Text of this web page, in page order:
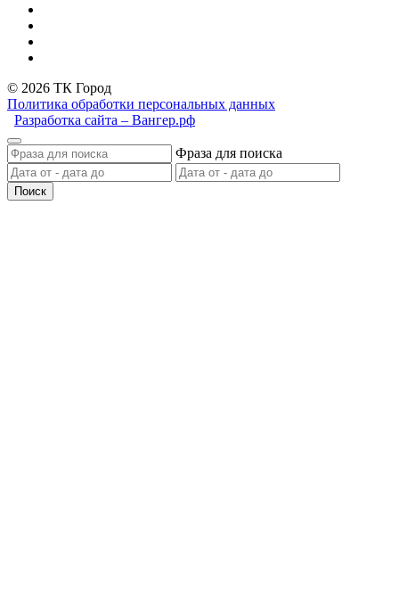
© 2026 ТК Город
Политика обработки персональных данных
Разработка сайта – Вангер.рф
Фраза для поиска
Поиск